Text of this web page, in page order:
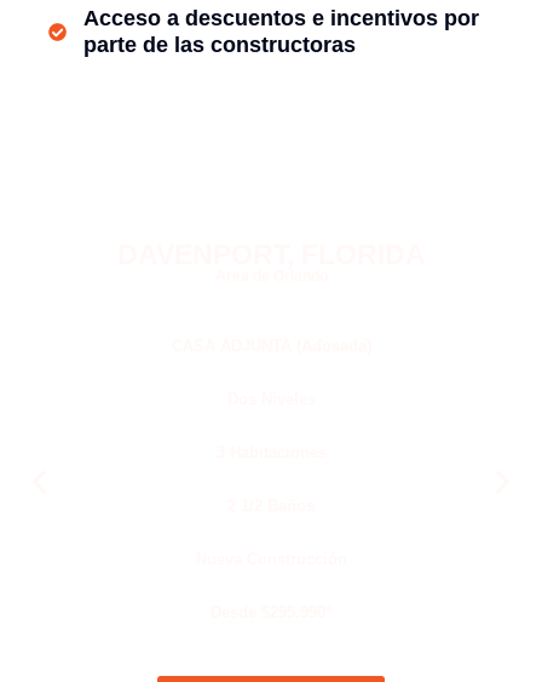
Acceso a descuentos e incentivos por
parte de las constructoras